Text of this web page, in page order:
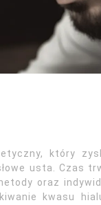
który
usta. Czas
oraz
kwasu